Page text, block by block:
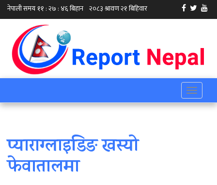
Toggle
प्याराग्लाइडिङ खस्याे
फेवातालमा